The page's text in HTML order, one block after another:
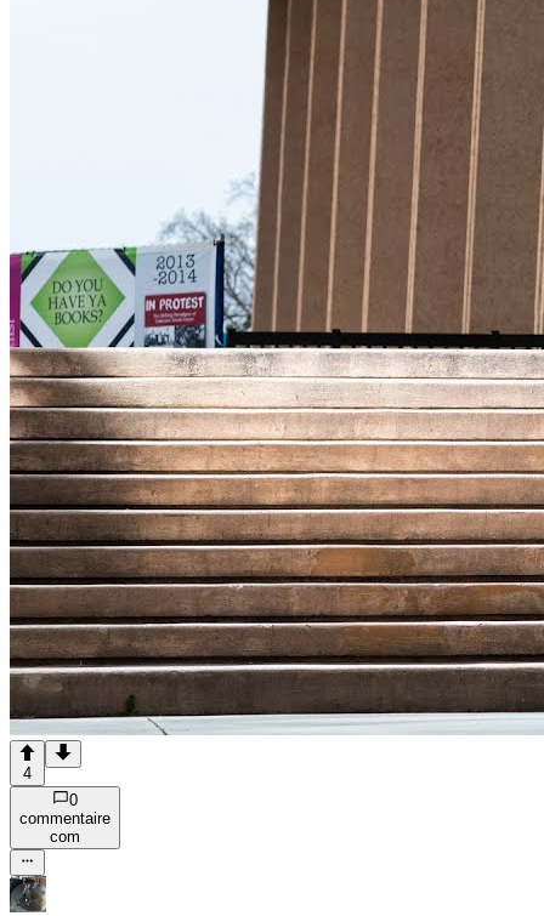
4
0
commentaire
com